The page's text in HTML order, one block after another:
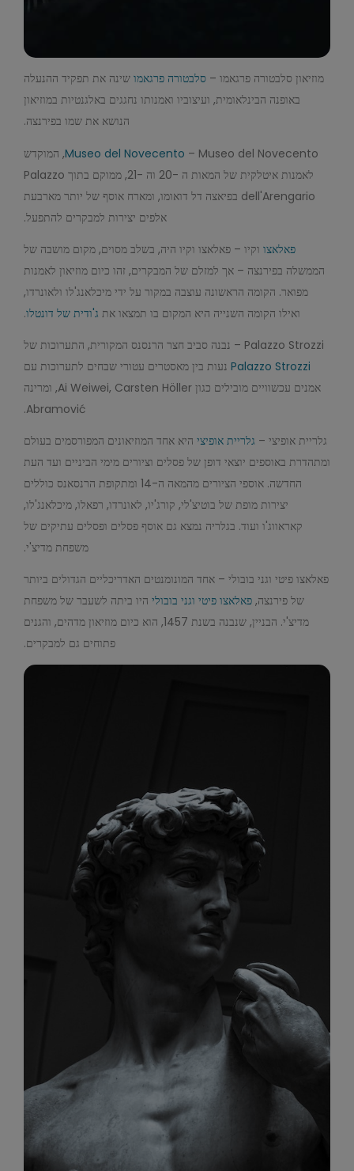
מוזיאון סלבטורה פרגאמו – סלבטורה פרגאמו שינה את תפקיד ההנעלה
באופנה הבינלאומית, ועיצוביו ואמנותו נחגגים באלגנטיות במוזיאון
הנושא את שמו בפירנצה.
Museo del Novecento– Museo del Novecento, המוקדש
לאמנות איטלקית של המאות ה -20 וה -21, ממוקם בתוך Palazzo
dell'Arengario בפיאצה דל דואומו, ומארח אוסף של יותר מארבעת
אלפים יצירות למבקרים להתפעל.
פאלאצו וקיו – פאלאצו וקיו היה, בשלב מסוים, מקום מושבה של
הממשלה בפירנצה – אך למזלם של המבקרים, זהו כיום מוזיאון לאמנות
מפואר. הקומה הראשונה עוצבה במקור על ידי מיכלאנג'לו ולאונרדו,
ואילו הקומה השנייה היא המקום בו תמצאו את ג'ודית של דונטלו.
Palazzo Strozzi – נבנה סביב חצר הרנסנס המקורית, התערוכות של
Palazzo Strozzi נעות בין מאסטרים עטורי שבחים לתערוכות עם
אמנים עכשוויים מובילים כגון Ai Weiwei, Carsten Höller, ומרינה
Abramović.
גלריית אופיצי – גלריית אופיצי היא אחד המוזיאונים המפורסמים בעולם
ומתהדרת באוספים יוצאי דופן של פסלים וציורים מימי הביניים ועד העת
החדשה. אוספי הציורים מהמאה ה-14 ומתקופת הרנסאנס כוללים
יצירות מופת של בוטיצ'לי, קורג'יו, לאונרדו, רפאלו, מיכלאנג'לו,
קאראווג'ו ועוד. בגלריה נמצא גם אוסף פסלים ופסלים עתיקים של
משפחת מדיצ'י.
פאלאצו פיטי וגני בובולי – אחד המונומנטים האדריכליים הגדולים ביותר
של פירנצה, פאלאצו פיטי וגני בובולי היו ביתה לשעבר של משפחת
מדיצ'י. הבניין, שנבנה בשנת 1457, הוא כיום מוזיאון מדהים, והגנים
פתוחים גם למבקרים.